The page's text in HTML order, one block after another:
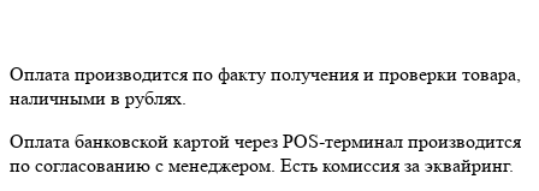
Оплата производится по факту получения и проверки товара,
наличными в рублях.
Оплата банковской картой через POS-терминал производится
по согласованию с менеджером. Есть комиссия за эквайринг.